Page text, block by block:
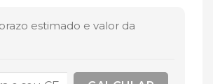
estimado e valor da